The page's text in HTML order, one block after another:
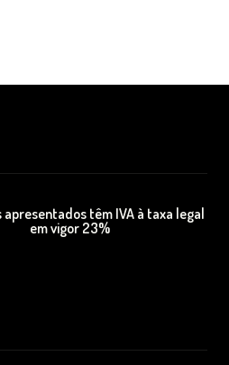
apresentados têm IVA à taxa legal
em vigor 23%